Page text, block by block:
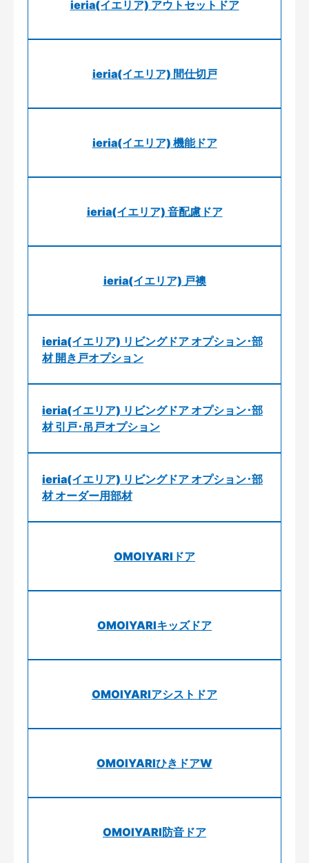
ieria(イエリア) アウトセットドア
ieria(イエリア) 間仕切戸
ieria(イエリア) 機能ドア
ieria(イエリア) 音配慮ドア
ieria(イエリア) 戸襖
ieria(イエリア) リビングドア オプション･部
材 開き戸オプション
ieria(イエリア) リビングドア オプション･部
材 引戸･吊戸オプション
ieria(イエリア) リビングドア オプション･部
材 オーダー用部材
OMOIYARIドア
OMOIYARIキッズドア
OMOIYARIアシストドア
OMOIYARIひきドアW
OMOIYARI防音ドア